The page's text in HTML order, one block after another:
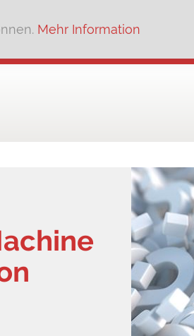
Mehr Information